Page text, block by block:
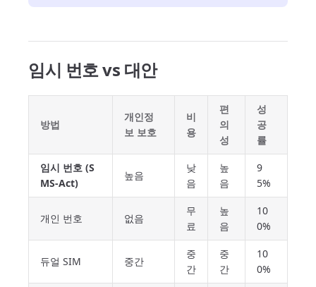
임시 번호 vs 대안
방법
개인정
보 보호
비
용
편
의
성
성
공
률
임시 번호 (S
MS-Act)
높음
낮
음
높
음
9
5%
개인 번호 없음
무
료
높
음
10
0%
듀얼 SIM 중간
중
간
중
간
10
0%